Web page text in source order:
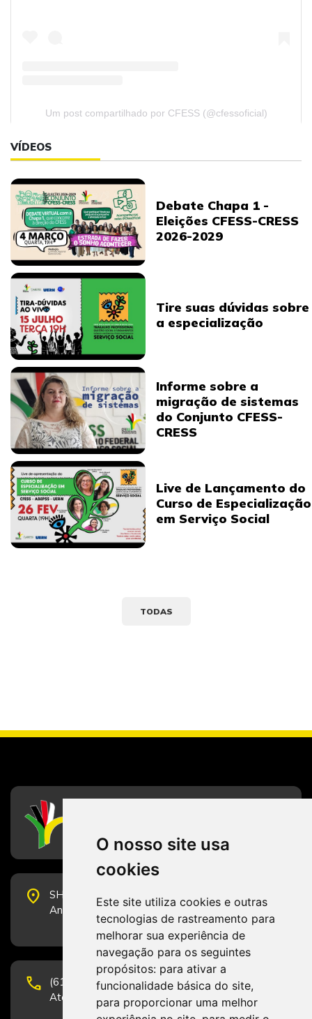
O nosso site usa
cookies
Este site utiliza cookies e outras
tecnologias de rastreamento para
melhorar sua experiência de
navegação para os seguintes
propósitos: para ativar a
funcionalidade básica do site,
para proporcionar uma melhor
Um post compartilhado por CFESS (@cfessoficial)
VÍDEOS
Debate Chapa 1 -
Eleições CFESS-CRESS
2026-2029
Tire suas dúvidas sobre
a especialização
Informe sobre a
migração de sistemas
do Conjunto CFESS-
CRESS
Live de Lançamento do
Curso de Especialização
em Serviço Social
TODAS
place
SHS Quadra 6, Bloco E, Complexo Brasil 21, 20º
Andar, Sala 2001 - CEP 70322-915 - Brasília/DF
phone
(61) 3223-1652 e (61) 98131-3801.
Atendimento por telefone em horário comercial